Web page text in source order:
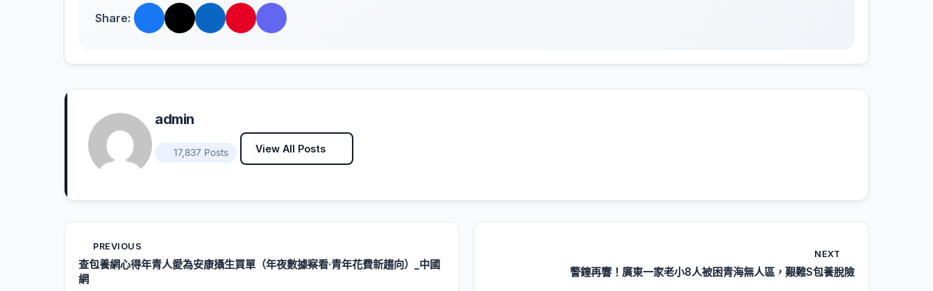
Share:
admin
17,837 Posts View All Posts
PREVIOUS
查包養網心得年青人愛為安康攝生買單（年夜數據察看·青年花費新趨向）_中國
網
NEXT
警鐘再響！廣東一家老小8人被困青海無人區，艱難S包養脫險